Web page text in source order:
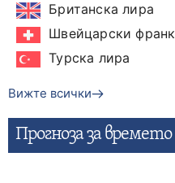
Британска лира
Швейцарски франк
Турска лира
Вижте всички
Прогнозa за времето